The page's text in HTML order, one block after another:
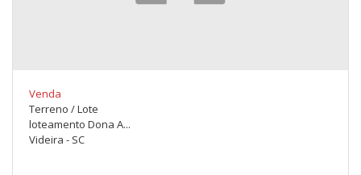
Venda
Terreno / Lote
loteamento Dona A...
Videira - SC